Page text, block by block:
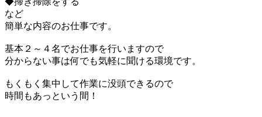
など
簡単な内容のお仕事です。
基本２～４名でお仕事を行いますので
分からない事は何でも気軽に聞ける環境です。
もくもく集中して作業に没頭できるので
時間もあっという間！